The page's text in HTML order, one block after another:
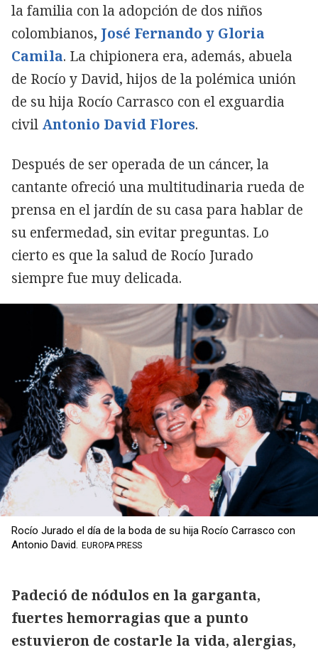
la familia con la adopción de dos niños
colombianos, José Fernando y Gloria
Camila. La chipionera era, además, abuela
de Rocío y David, hijos de la polémica unión
de su hija Rocío Carrasco con el exguardia
civil Antonio David Flores.
Después de ser operada de un cáncer, la
cantante ofreció una multitudinaria rueda de
prensa en el jardín de su casa para hablar de
su enfermedad, sin evitar preguntas. Lo
cierto es que la salud de Rocío Jurado
siempre fue muy delicada.
Rocío Jurado el día de la boda de su hija Rocío Carrasco con
Antonio David. EUROPA PRESS
Padeció de nódulos en la garganta,
fuertes hemorragias que a punto
estuvieron de costarle la vida, alergias,